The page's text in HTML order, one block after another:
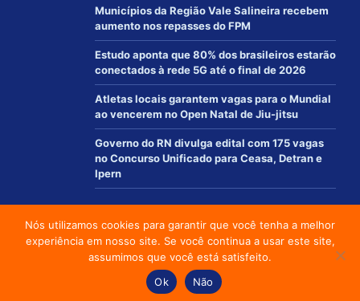
Municípios da Região Vale Salineira recebem
aumento nos repasses do FPM
Estudo aponta que 80% dos brasileiros estarão
conectados à rede 5G até o final de 2026
Atletas locais garantem vagas para o Mundial
ao vencerem no Open Natal de Jiu-jitsu
Governo do RN divulga edital com 175 vagas
no Concurso Unificado para Ceasa, Detran e
Ipern
© 2012 - 2021 | www.macaurn.com.br - Todos os direitos reservados
Desenvolvido por:
Social media & sharing icons powered by
Nós utilizamos cookies para garantir que você tenha a melhor
experiência em nosso site. Se você continua a usar este site,
assumimos que você está satisfeito.
Ok
Não